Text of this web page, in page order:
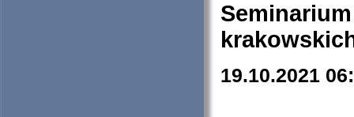
19.10.2021